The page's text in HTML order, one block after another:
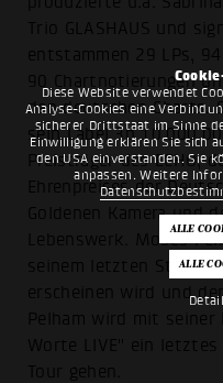
Diese Website verwendet
Analyse-Cookies eine
sicherer Drittstaat im Sinne
Einwilligung erklären Sie sich
den USA einverstanden. Sie
anpassen. Weitere
Trio GLASHAUS und
entstammen 29 LPs,
90 Chartnotierungen
den deutschen Charts.
sein Label 3p
Preisträger des ECHO,
Ehrenpreises der
Goldenen Kamera und
Lebenswerk. Moses
seinem letzten
erscheinen wird und
Pelham wird mit
Worte LIVE" ein
Tour gehen.